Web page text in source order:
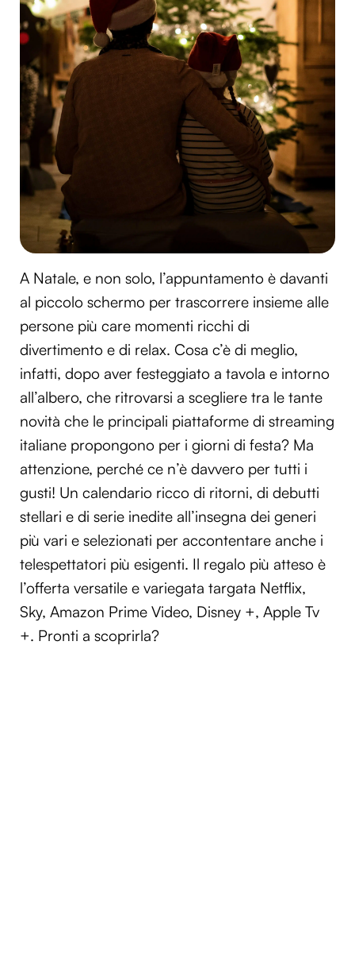
A Natale, e non solo, l’appuntamento è davanti
al piccolo schermo per trascorrere insieme alle
persone più care momenti ricchi di
divertimento e di relax. Cosa c’è di meglio,
infatti, dopo aver festeggiato a tavola e intorno
all’albero, che ritrovarsi a scegliere tra le tante
novità che le principali piattaforme di streaming
italiane propongono per i giorni di festa? Ma
attenzione, perché ce n’è davvero per tutti i
gusti! Un calendario ricco di ritorni, di debutti
stellari e di serie inedite all’insegna dei generi
più vari e selezionati per accontentare anche i
telespettatori più esigenti. Il regalo più atteso è
l’offerta versatile e variegata targata Netflix,
Sky, Amazon Prime Video, Disney +, Apple Tv
+. Pronti a scoprirla?